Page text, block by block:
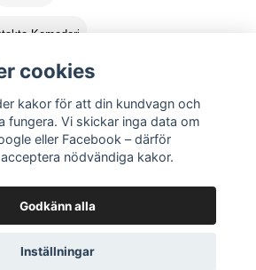
Komadori
cookies
kakor för att din kundvagn och
fungera. Vi skickar inga data om
eller Facebook – därför
nödvändiga kakor.
Godkänn alla
Inställningar